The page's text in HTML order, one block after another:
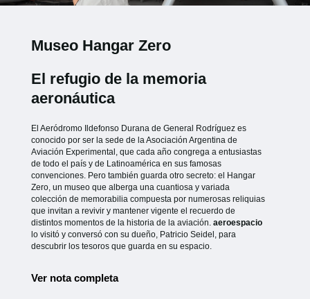
Museo Hangar Zero
El refugio de la memoria
aeronáutica
El Aeródromo Ildefonso Durana de General Rodríguez es
conocido por ser la sede de la Asociación Argentina de
Aviación Experimental, que cada año congrega a entusiastas
de todo el país y de Latinoamérica en sus famosas
convenciones. Pero también guarda otro secreto: el Hangar
Zero, un museo que alberga una cuantiosa y variada
colección de memorabilia compuesta por numerosas reliquias
que invitan a revivir y mantener vigente el recuerdo de
distintos momentos de la historia de la aviación. aeroespacio
lo visitó y conversó con su dueño, Patricio Seidel, para
descubrir los tesoros que guarda en su espacio.
Ver nota completa